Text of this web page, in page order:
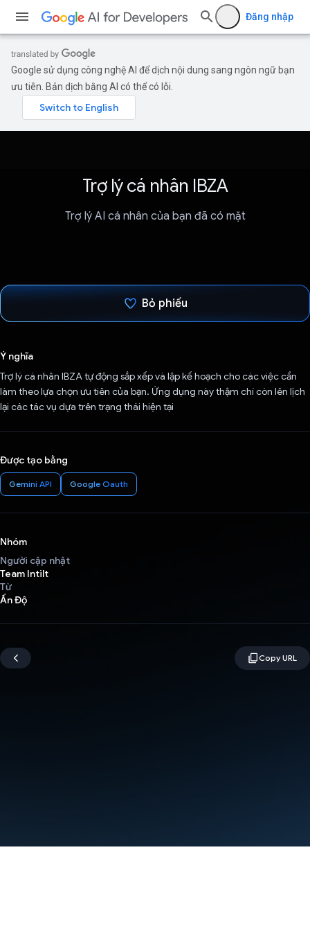
Đăng nhập
Google sử dụng công nghệ AI để dịch nội dung sang ngôn ngữ bạn
ưu tiên. Bản dịch bằng AI có thể có lỗi.
Trợ lý cá nhân IBZA
Trợ lý AI cá nhân của bạn đã có mặt
Bỏ phiếu
Ý nghĩa
Trợ lý cá nhân IBZA tự động sắp xếp và lập kế hoạch cho các việc cần
làm theo lựa chọn ưu tiên của bạn. Ứng dụng này thậm chí còn lên lịch
lại các tác vụ dựa trên trạng thái hiện tại
Được tạo bằng
Gemini API Google Oauth
Nhóm
Người cập nhật
Team Intilt
Từ
Ấn Độ